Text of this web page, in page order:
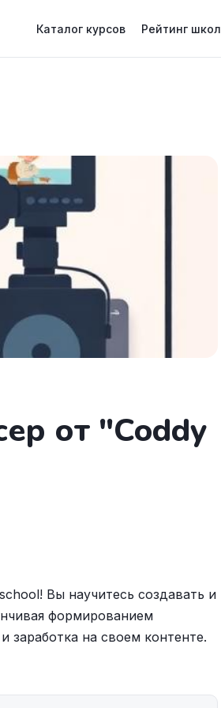
Каталог курсов Рейтинг школ
от "Coddy
Вы научитесь создавать и
формированием
заработка на своем контенте.